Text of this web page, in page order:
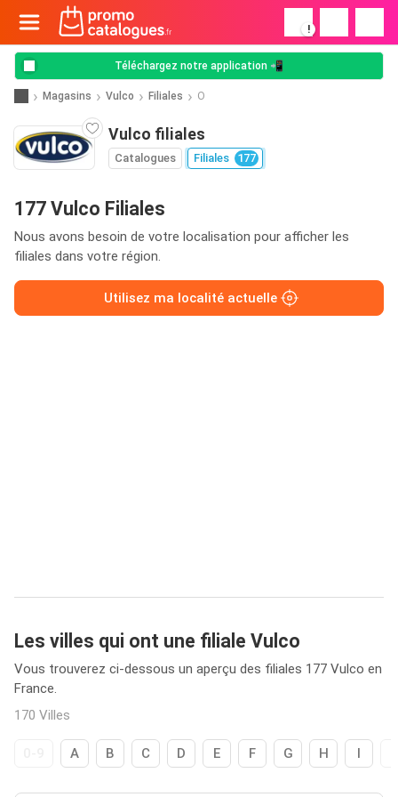
!
Téléchargez notre application 📲
Magasins Vulco Filiales O
Vulco filiales
Catalogues Filiales 177
177 Vulco Filiales
Nous avons besoin de votre localisation pour afficher les
filiales dans votre région.
Utilisez ma localité actuelle
Les villes qui ont une filiale Vulco
Vous trouverez ci-dessous un aperçu des filiales 177 Vulco en
France.
170 Villes
A B C D E F G H I